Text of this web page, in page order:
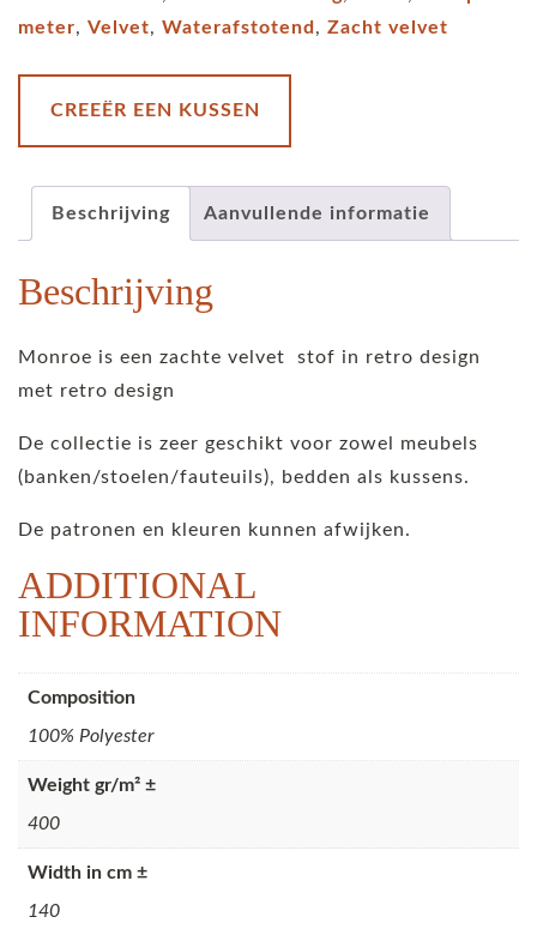
aantal
meter, Velvet, Waterafstotend , Zacht velvet
CREEËR EEN KUSSEN
Beschrijving Aanvullende informatie
Beschrijving
Monroe is een zachte velvet stof in retro design
met retro design
De collectie is zeer geschikt voor zowel meubels
(banken/stoelen/fauteuils), bedden als kussens.
De patronen en kleuren kunnen afwijken.
ADDITIONAL
INFORMATION
Composition
100% Polyester
Weight gr/m² ±
400
Width in cm ±
140